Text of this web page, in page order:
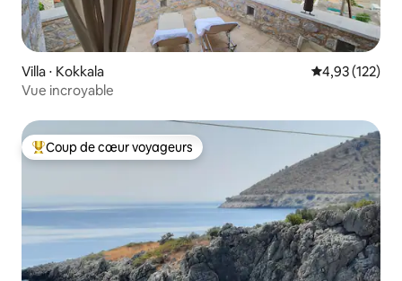
Villa ⋅ Kokkala Évaluation
4,93 (122)
Vue incroyable
Coups de cœur voyageurs les plus appréciés
Coup de cœur voyageurs